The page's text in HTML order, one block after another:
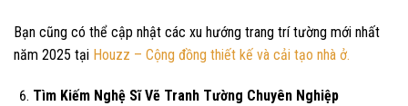
Bạn cũng có thể cập nhật các xu hướng trang trí tường mới nhất
năm 2025 tại Houzz – Cộng đồng thiết kế và cải tạo nhà ở.
Tìm Kiếm Nghệ Sĩ Vẽ Tranh Tường Chuyên Nghiệp